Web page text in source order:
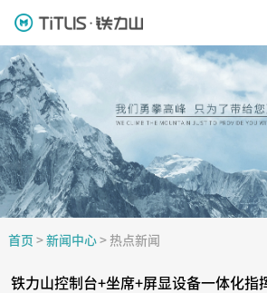
首页 > 新闻中心> 热点新闻
铁力山控制台+坐席+屏显设备一体化指